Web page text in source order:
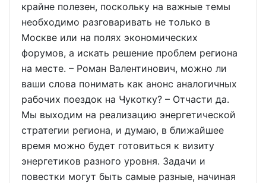
крайне полезен, поскольку на важные темы
необходимо разговаривать не только в
Москве или на полях экономических
форумов, а искать решение проблем региона
на месте. – Роман Валентинович, можно ли
ваши слова понимать как анонс аналогичных
рабочих поездок на Чукотку? – Отчасти да.
Мы выходим на реализацию энергетической
стратегии региона, и думаю, в ближайшее
время можно будет готовиться к визиту
энергетиков разного уровня. Задачи и
повестки могут быть самые разные, начиная